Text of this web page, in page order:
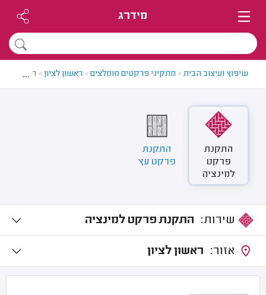
מידרג
שיפוץ ועיצוב הבית> מתקיני פרקטים מומלצים> ראשון לציון> התקנת
...
התקנת
פרקט
למינציה
התקנת
פרקט עץ
התקנת פרקט למינציה
ראשון לציון